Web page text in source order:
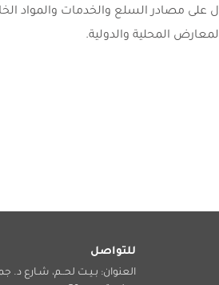
للتواصل
العنوان: بـيـت لحــم، شـارع د.